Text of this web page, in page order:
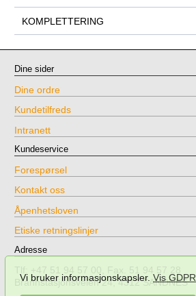
Vi bruker informasjonskapsler.Vis GDPR
KOMPLETTERING
Dine sider
Dine ordre
Kundetilfreds
Intranett
Kundeservice
Forespørsel
Kontakt oss
Åpenhetsloven
Etiske retningslinjer
Adresse
Tlf: +47 51 94 57 00, Fax. 51 94 57 28
Brannstasjonsveien 24, 4312 SANDNES